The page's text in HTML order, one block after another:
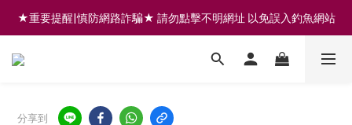
註冊會員享200元購物金 | 全館滿999免運 | 可門市取貨/安裝
★重要提醒|慎防網路詐騙★ 請勿點擊不明網址 以免誤入釣魚網站
註冊會員享200元購物金 | 全館滿999免運 | 可門市取貨/安裝
分享到